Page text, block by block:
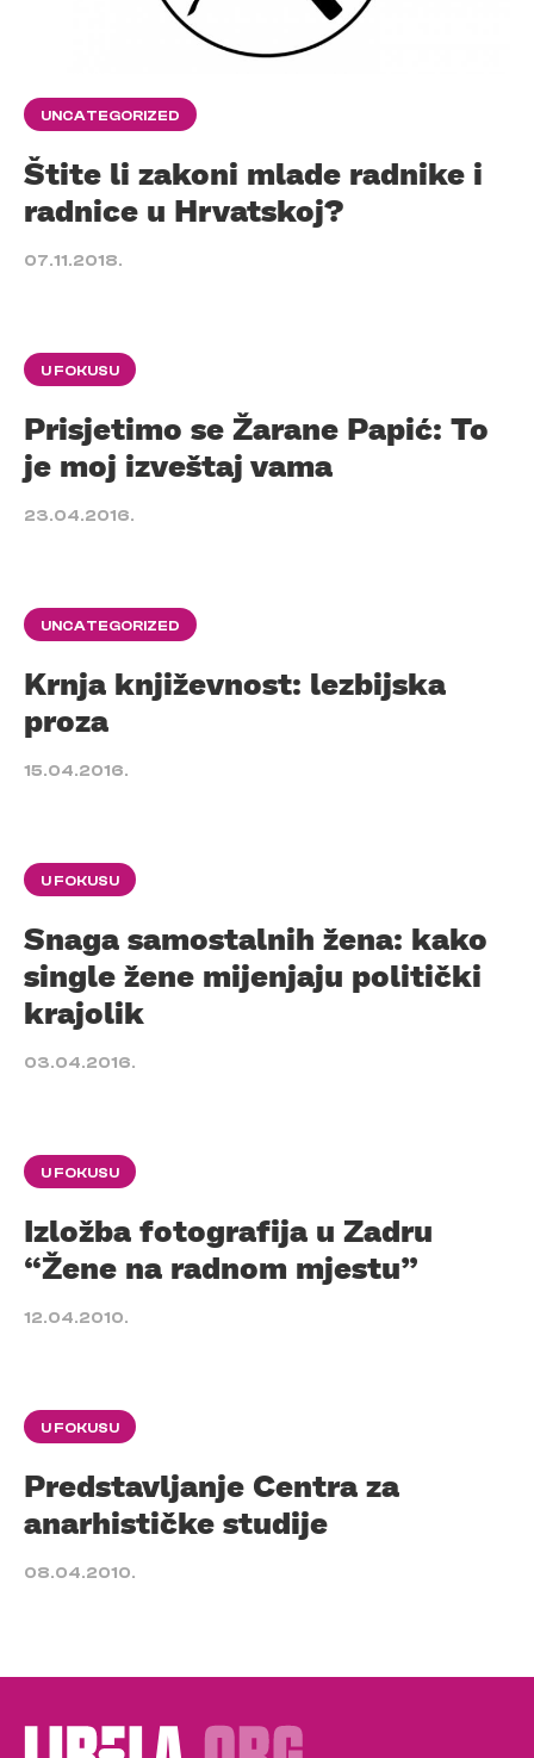
UNCATEGORIZED
Štite li zakoni mlade radnike i
radnice u Hrvatskoj?
07.11.2018.
U FOKUSU
Prisjetimo se Žarane Papić: To
je moj izveštaj vama
23.04.2016.
UNCATEGORIZED
Krnja književnost: lezbijska
proza
15.04.2016.
U FOKUSU
Snaga samostalnih žena: kako
single žene mijenjaju politički
krajolik
03.04.2016.
U FOKUSU
Izložba fotografija u Zadru
“Žene na radnom mjestu”
12.04.2010.
U FOKUSU
Predstavljanje Centra za
anarhističke studije
08.04.2010.